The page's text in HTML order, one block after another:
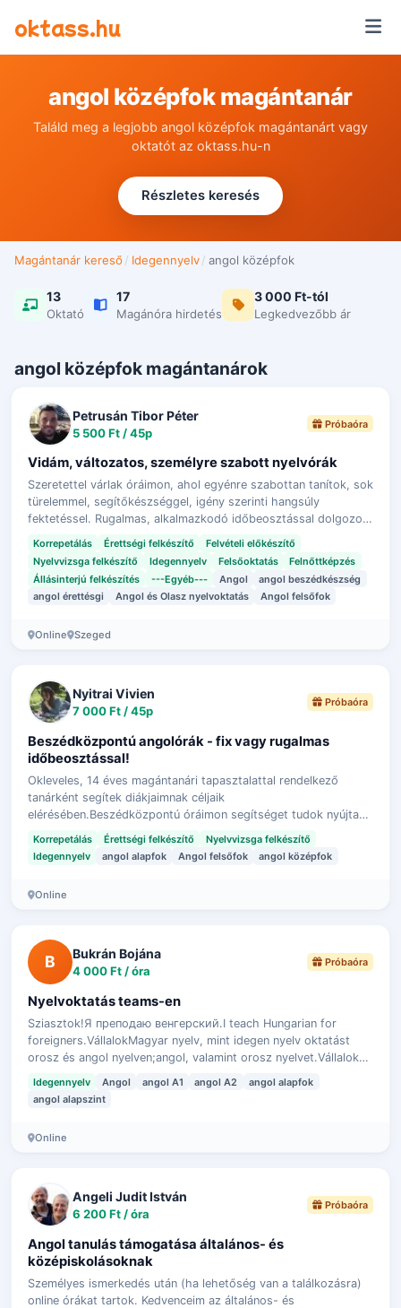
oktass.hu
angol középfok magántanár
Találd meg a legjobb angol középfok magántanárt vagy
oktatót az oktass.hu-n
Részletes keresés
Magántanár kereső / Idegennyelv / angol középfok
13
Oktató
17
Magánóra hirdetés
3 000 Ft-tól
Legkedvezőbb ár
angol középfok magántanárok
Petrusán Tibor Péter
5 500 Ft / 45p
Próbaóra
Vidám, változatos, személyre szabott nyelvórák
Szeretettel várlak óráimon, ahol egyénre szabottan tanítok, sok
türelemmel, segítőkészséggel, igény szerinti hangsúly
fektetéssel. Rugalmas, alkalmazkodó időbeosztással dolgozok,
akár éjszaka vagy hé…
Korrepetálás Érettségi felkészítő
Felvételi előkészítő
Nyelvvizsga felkészítő
Idegennyelv Felsőoktatás
Felnőttképzés
Állásinterjú felkészítés
---Egyéb--- Angol
angol beszédkészség
angol érettésgi
Angol és Olasz nyelvoktatás Angol felsőfok
Online Szeged
Nyitrai Vivien
7 000 Ft / 45p
Próbaóra
Beszédközpontú angolórák - fix vagy rugalmas
időbeosztással!
Okleveles, 14 éves magántanári tapasztalattal rendelkező
tanárként segítek diákjaimnak céljaik
elérésében.Beszédközpontú óráimon segítséget tudok nyújtani
általános, valamint üzleti nyelvizsgára való…
Korrepetálás Érettségi felkészítő
Nyelvvizsga felkészítő
Idegennyelv
angol alapfok Angol felsőfok angol középfok
Online
B Bukrán Bojána
4 000 Ft / óra
Próbaóra
Nyelvoktatás teams-en
Sziasztok!Я преподаю венгерский.I teach Hungarian for
foreigners.VállalokMagyar nyelv, mint idegen nyelv oktatást
orosz és angol nyelven;angol, valamint orosz nyelvet.Vállalok
Idegennyelv Angol angol A1 angol A2
angol alapfok
angol alapszint
Online
Angeli Judit István
6 200 Ft / óra
Próbaóra
Angol tanulás támogatása általános- és
középiskolásoknak
Személyes ismerkedés után (ha lehetőség van a találkozásra)
online órákat tartok. Kedvenceim az általános- és